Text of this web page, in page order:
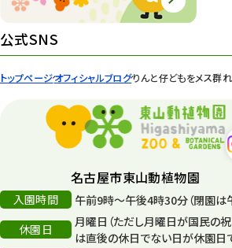
トップページオフィシャルブログりんと仔どもをメス群
遊園地
平和公園
再生
再生フォーラム
公式SNS
名古屋市東山動植物園
入園時間
午前9時～午後4時30分（閉園は
休園日
月曜日（ただし月曜日が国民の
は直後の休日でない日が休園日